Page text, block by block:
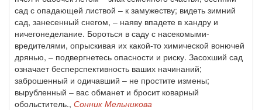
сад с опадающей листвой – к замужеству; видеть зимний
сад, занесенный снегом, – наяву впадете в хандру и
ничегонеделание. Бороться в саду с насекомыми-
вредителями, опрыскивая их какой-то химической вонючей
дрянью, – подвергнетесь опасности и риску. Засохший сад
означает бесперспективность ваших начинаний;
заброшенный и одичавший – не простите измены;
вырубленный – вас обманет и бросит коварный
обольститель., Сонник Мельникова